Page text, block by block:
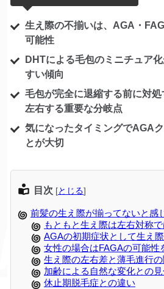
生え際の不揃いは、AGA・
可能性
DHTによる毛包のミニチュア
すい傾向
毛包が完全に退縮する前に対
左右する重要な分岐点
気になったタイミングでAGA
とが大切
目次 [とじる]
前髪の生え際が揃ってないと感
もともと生え際は左右対称
AGAの初期症状として生え
女性の場合はFAGAの可能性
生え際の左右差と薄毛進行
加齢による自然な変化との
休止期脱毛症との違い